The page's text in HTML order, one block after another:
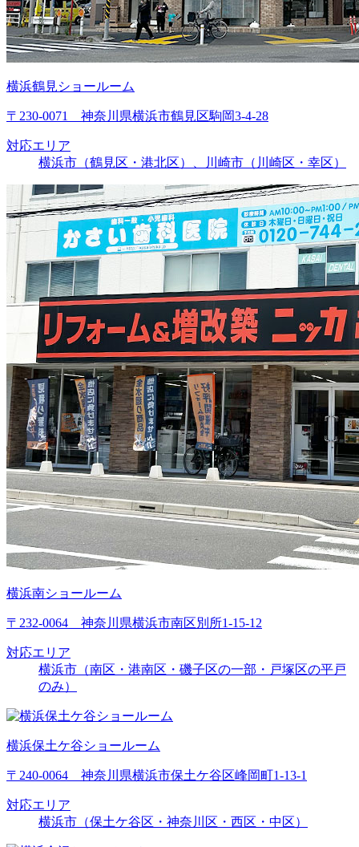
横浜鶴見ショールーム
〒230-0071 神奈川県横浜市鶴見区駒岡3-4-28
対応エリア
横浜市（鶴見区・港北区）、川崎市（川崎区・幸区）
横浜南ショールーム
〒232-0064 神奈川県横浜市南区別所1-15-12
対応エリア
横浜市（南区・港南区・磯子区の一部・戸塚区の平戸
のみ）
横浜保土ケ谷ショールーム
〒240-0064 神奈川県横浜市保土ケ谷区峰岡町1-13-1
対応エリア
横浜市（保土ケ谷区・神奈川区・西区・中区）